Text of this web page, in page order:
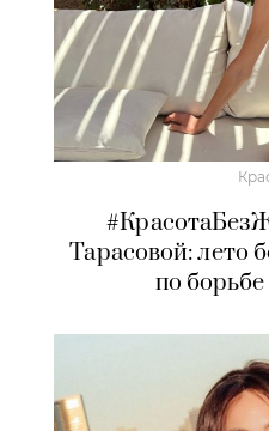
Тарасовой: лето
по